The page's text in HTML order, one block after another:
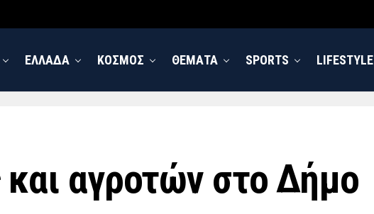
ΕΛΛΑΔΑ ΚΟΣΜΟΣ ΘΕΜΑΤΑ SPORTS LIFESTYLE
και αγροτών στο Δήμο